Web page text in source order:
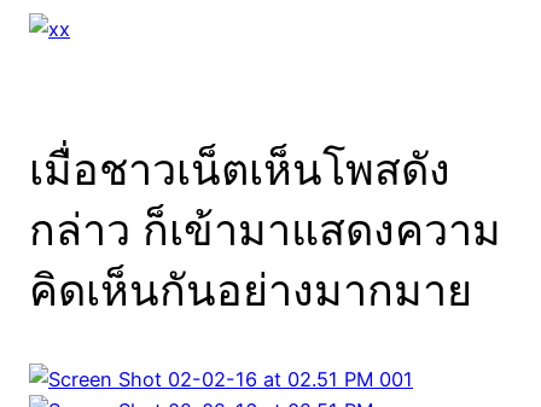
เมื่อชาวเน็ตเห็นโพสดัง
กล่าว ก็เข้ามาแสดงความ
คิดเห็นกันอย่างมากมาย